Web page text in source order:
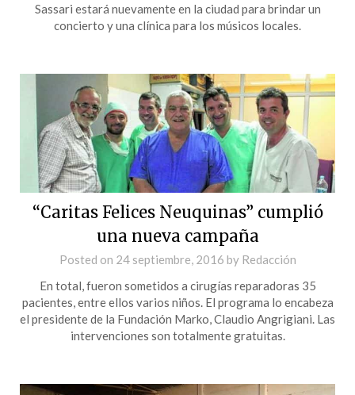
Sassari estará nuevamente en la ciudad para brindar un
concierto y una clínica para los músicos locales.
“Caritas Felices Neuquinas” cumplió
una nueva campaña
Posted on 24 septiembre, 2016 by Redacción
En total, fueron sometidos a cirugías reparadoras 35
pacientes, entre ellos varios niños. El programa lo encabeza
el presidente de la Fundación Marko, Claudio Angrigiani. Las
intervenciones son totalmente gratuitas.